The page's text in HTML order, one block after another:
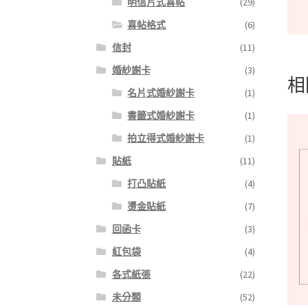
喜帖格式
(6)
信封
(11)
婚紗謝卡
(3)
名片式婚紗謝卡
(1)
書籤式婚紗謝卡
(1)
拍立得式婚紗謝卡
(1)
貼紙
(11)
打凸貼紙
(4)
燙金貼紙
(7)
回函卡
(3)
紅包袋
(4)
各式紙張
(22)
未分類
(52)